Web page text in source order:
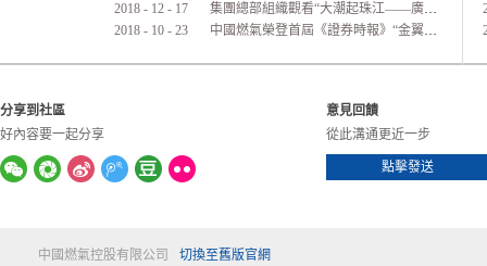
2018 - 12 - 17 集團總部組織觀看“大潮起珠江——廣東改革開放40周年展覽”活動
2018 - 10 - 23 中國燃氣榮登首屆《證券時報》“金翼獎”港股通公司價值實力榜
分享到社區
好內容要一起分享
意見回饋
從此溝通更近一步
點擊發送
中國燃氣控股有限公司 切換至舊版官網